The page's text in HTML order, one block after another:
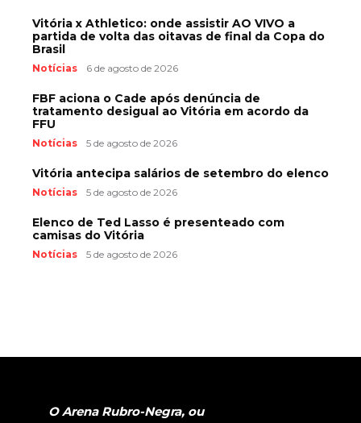
Vitória x Athletico: onde assistir AO VIVO a
partida de volta das oitavas de final da Copa do
Brasil
Notícias 6 de agosto de 2026
FBF aciona o Cade após denúncia de
tratamento desigual ao Vitória em acordo da
FFU
Notícias 5 de agosto de 2026
Vitória antecipa salários de setembro do elenco
Notícias 5 de agosto de 2026
Elenco de Ted Lasso é presenteado com
camisas do Vitória
Notícias 5 de agosto de 2026
O Arena Rubro-Negra, ou